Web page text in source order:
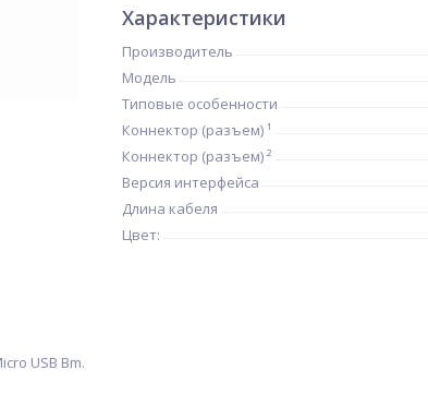
Характеристики
Производитель
Модель
Типовые особенности
Коннектор (разъем) ¹
Коннектор (разъем) ²
Версия интерфейса
Длина кабеля
Цвет:
USB Bm.